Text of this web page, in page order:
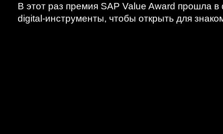
В этот раз премия SAP Value Award прошла
digital-инструменты, чтобы открыть для